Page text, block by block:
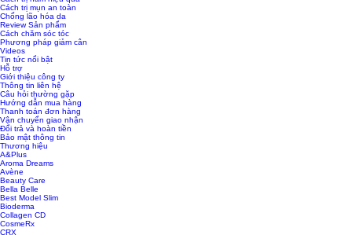
Cách trị mụn an toàn
Chống lão hóa da
Review Sản phẩm
Cách chăm sóc tóc
Phương pháp giảm cân
Videos
Tin tức nổi bật
Hỗ trợ
Giới thiệu công ty
Thông tin liên hệ
Câu hỏi thường gặp
Hướng dẫn mua hàng
Thanh toán đơn hàng
Vận chuyển giao nhận
Đổi trả và hoàn tiền
Bảo mật thông tin
Thương hiệu
A&Plus
Aroma Dreams
Avène
Beauty Care
Bella Belle
Best Model Slim
Bioderma
Collagen CD
CosmeRx
CRX